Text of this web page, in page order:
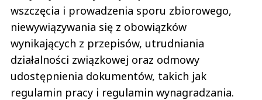
wszczęcia i prowadzenia sporu zbiorowego,
niewywiązywania się z obowiązków
wynikających z przepisów, utrudniania
działalności związkowej oraz odmowy
udostępnienia dokumentów, takich jak
regulamin pracy i regulamin wynagradzania.